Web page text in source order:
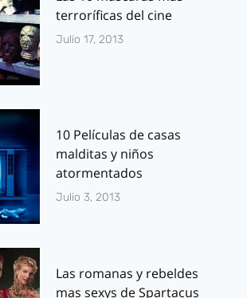
terroríficas del cine
Julio 17, 2013
10 Películas de casas
malditas y niños
atormentados
Julio 3, 2013
Las romanas y rebeldes
mas sexys de Spartacus